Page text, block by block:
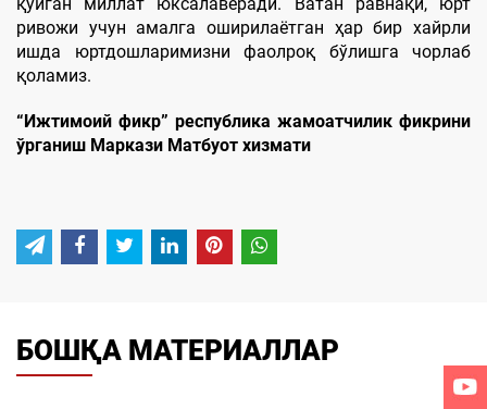
ривожи учун амалга оширилаётган ҳар бир хайрли
ишда юртдошларимизни фаолроқ бўлишга чорлаб
қоламиз.
“Ижтимоий фикр” республика жамоатчилик фикрини
ўрганиш Маркази Матбуот хизмати
БОШҚА МАТЕРИАЛЛАР